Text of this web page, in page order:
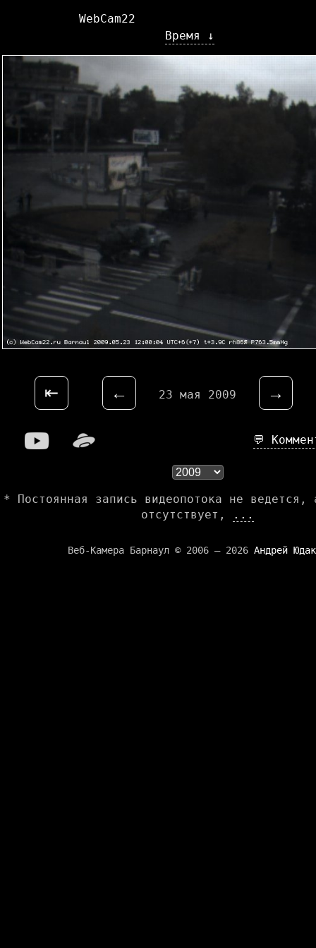
Время ↓
WebCam22
⇤ ← 23 мая 2009 →
💬
* Постоянная запись видеопотока не ведется,
отсутствует,
...
Веб-Камера Барнаул © 2006 — 2026 Андрей